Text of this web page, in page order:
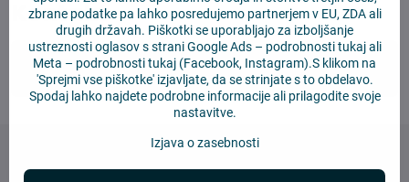
Kontakt
info​@4robot​.si
zbrane podatke pa lahko posredujemo partnerjem v EU, ZDA ali
drugih državah. Piškotki se uporabljajo za izboljšanje
ustreznosti oglasov s strani Google Ads – podrobnosti tukajali
Meta – podrobnosti tukaj (Facebook, Instagram).S klikom na
'Sprejmi vse piškotke' izjavljate, da se strinjate s to obdelavo.
Spodaj lahko najdete podrobne informacije ali prilagodite svoje
nastavitve.
Izjava o zasebnosti